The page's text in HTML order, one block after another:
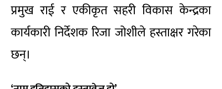
प्रमुख राई र एकीकृत सहरी विकास केन्द्रका
कार्यकारी निर्देशक रिजा जोशीले हस्ताक्षर गरेका
छन्।